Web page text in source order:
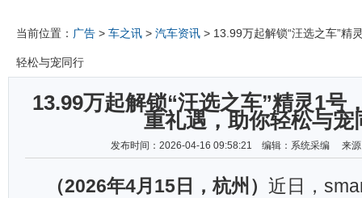
当前位置： 广告 > 车之讯 > 汽车资讯 > 13.99万起解锁“汪选之车”精
轻松与宠同行
13.99万起解锁“汪选之车”精灵1号
重礼遇，助你轻松与宠
发布时间：2026-04-16 09:58:21 编辑：系统采编 来
（2026年4月15日，杭州） 近日，